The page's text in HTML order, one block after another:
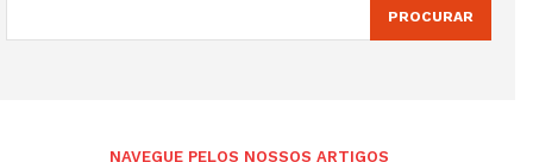
PROCURAR
NAVEGUE PELOS NOSSOS ARTIGOS